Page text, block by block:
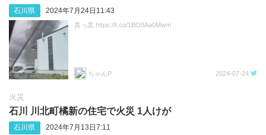
石川県 2024年7月24日11:43
真っ黒 https://t.co/1BO8Aa0Mwm
ちゃんP 2024-07-24
火災
石川 川北町橘新の住宅で火災 1人けが
石川県 2024年7月13日7:11